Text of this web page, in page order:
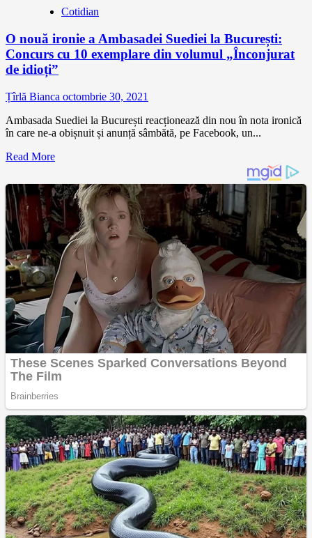
Cotidian
O nouă ironie a Ambasadei Suediei la București:
Concurs cu 10 exemplare din volumul „Înconjurat
de idioți”
Țîrlă Bianca octombrie 30, 2021
Ambasada Suediei la București reacționează din nou în nota ironică
în care ne-a obișnuit și anunță sâmbătă, pe Facebook, un...
Read More